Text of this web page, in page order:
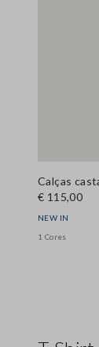
Calças
€ 115,00
NEW IN
1 Cores